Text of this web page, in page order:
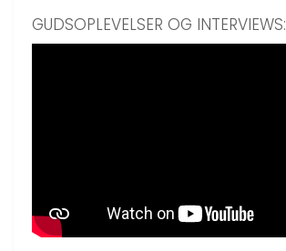
GUDSOPLEVELSER OG INTERVIEWS: